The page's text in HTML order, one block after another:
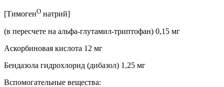
[ТимогенO натрий]
(в пересчете на альфа-глутамил-триптофан) 0,15 мг
Аскорбиновая кислота 12 мг
Бендазола гидрохлорид (дибазол) 1,25 мг
Вспомогательные вещества: